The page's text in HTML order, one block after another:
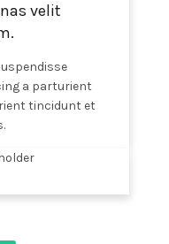
velit
a parturient
tincidunt et